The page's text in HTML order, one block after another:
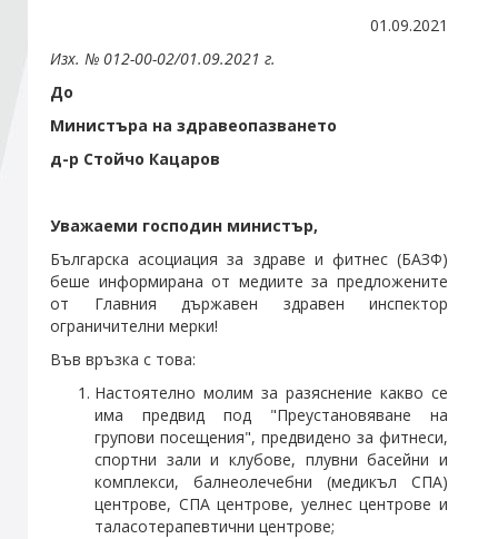
Стани член
01.09.2021
Изх. № 012-00-02/01.09.2021 г.
До
Министъра на здравеопазването
д-р Стойчо Кацаров
Уважаеми господин министър,
Българска асоциация за здраве и фитнес (БАЗФ)
беше информирана от медиите за предложените
от Главния държавен здравен инспектор
ограничителни мерки!
Във връзка с това:
Настоятелно молим за разяснение какво се
има предвид под "Преустановяване на
групови посещения", предвидено за фитнеси,
спортни зали и клубове, плувни басейни и
комплекси, балнеолечебни (медикъл СПА)
центрове, СПА центрове, уелнес центрове и
таласотерапевтични центрове;